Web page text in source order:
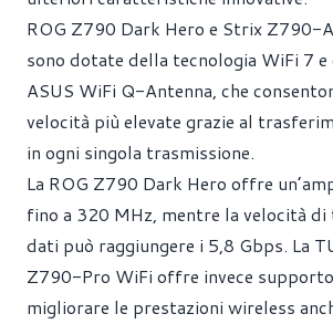
ROG Z790 Dark Hero e Strix Z790-
sono dotate della tecnologia WiFi 7
ASUS WiFi Q-Antenna, che
velocità più elevate grazie al
in ogni singola trasmissione.
La ROG Z790 Dark Hero offre
fino a 320 MHz, mentre la velocità
dati può raggiungere i 5,8 Gbps. La
Z790-Pro WiFi offre invece
migliorare le prestazioni wireless